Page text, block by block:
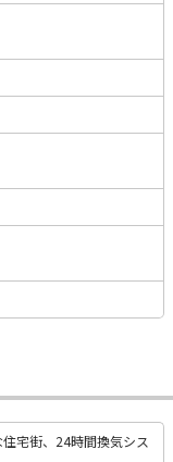
宅街、24時間換気シス